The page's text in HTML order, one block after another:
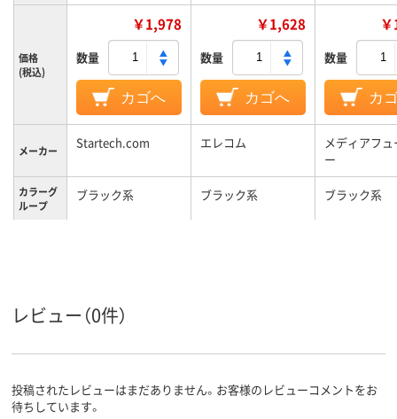
価格
(税込)
￥1,978
数量
カゴへ
￥1,628
数量
カゴへ
数量
カ
メーカー Startech.com エレコム
メディアフ
ー
カラーグ
ループ
ブラック系 ブラック系 ブラック系
レビュー（0件）
投稿されたレビューはまだありません。お客様のレビューコメントをお
待ちしています。